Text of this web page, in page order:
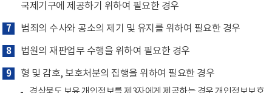
국제기구에 제공하기 위하여 필요한 경우
7 범죄의 수사와 공소의 제기 및 유지를 위하여 필요한 경우
8 법원의 재판업무 수행을 위하여 필요한 경우
9 형 및 감호, 보호처분의 집행을 위하여 필요한 경우